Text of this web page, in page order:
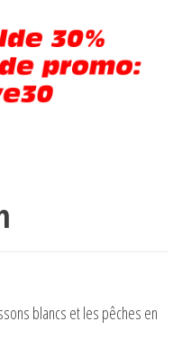
blancs et les pêches en